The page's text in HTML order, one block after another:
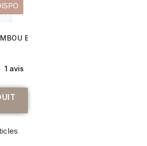
BLANC
1 avis